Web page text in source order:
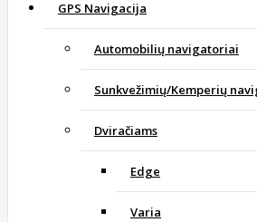
GPS Navigacija
Automobilių navigatoriai
Sunkvežimių/Kemperių
Dviračiams
Edge
Varia